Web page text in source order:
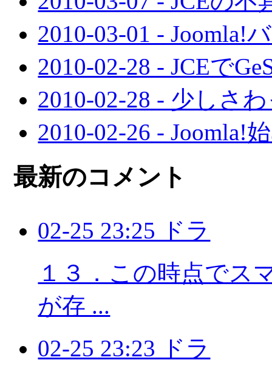
2010-03-01 - Joomla!
2010-02-28 - JCEで
2010-02-28 - 少しさ
2010-02-26 - Joomla!
最新のコメント
02-25 23:25 ドラ
１３．この時点でス
が存 ...
02-25 23:23 ドラ